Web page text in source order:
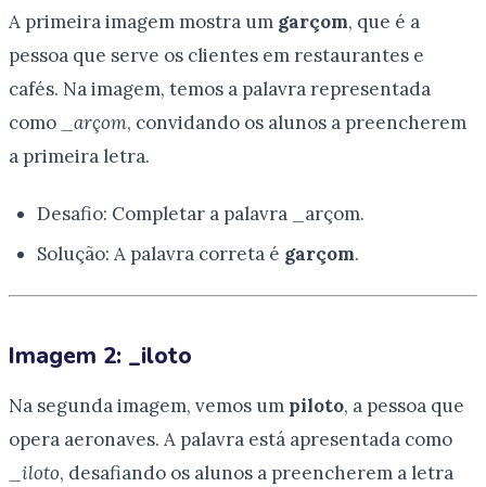
A primeira imagem mostra um garçom, que é a
pessoa que serve os clientes em restaurantes e
cafés. Na imagem, temos a palavra representada
como
_arçom, convidando os alunos a preencherem
a primeira letra.
Desafio: Completar a palavra _arçom.
Solução: A palavra correta é garçom.
Imagem 2: _iloto
Na segunda imagem, vemos um piloto, a pessoa que
opera aeronaves. A palavra está apresentada como
_iloto, desafiando os alunos a preencherem a letra